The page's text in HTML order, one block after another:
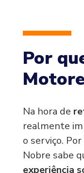
Por
Na hora de
realmente
o serviço.
Nobre sabe
experiência